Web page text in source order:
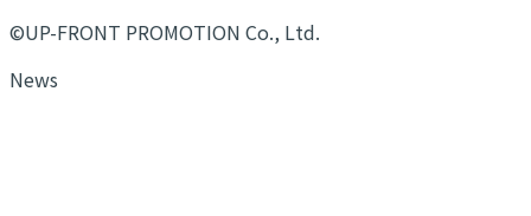
©UP-FRONT PROMOTION Co., Ltd.
News